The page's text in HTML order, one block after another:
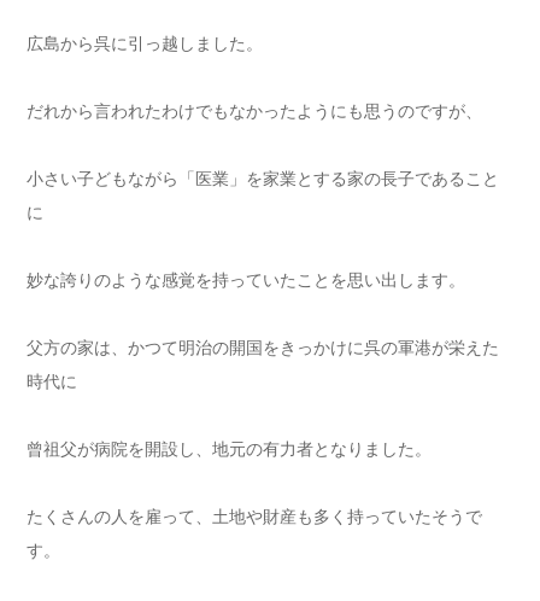
広島から呉に引っ越しました。
だれから言われたわけでもなかったようにも思うのですが、
小さい子どもながら「医業」を家業とする家の長子であること
に
妙な誇りのような感覚を持っていたことを思い出します。
父方の家は、かつて明治の開国をきっかけに呉の軍港が栄えた
時代に
曾祖父が病院を開設し、地元の有力者となりました。
たくさんの人を雇って、土地や財産も多く持っていたそうで
す。